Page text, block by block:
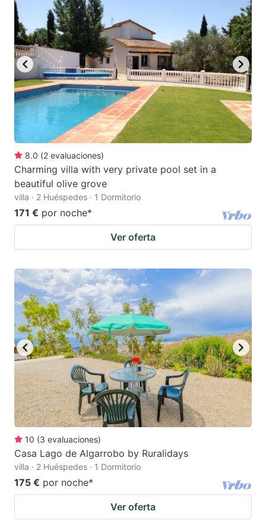
8.0 (2 evaluaciones)
Charming villa with very private pool set in a
beautiful olive grove
villa · 2 Huéspedes · 1 Dormitorio
171 € por noche*
Ver oferta
10 (3 evaluaciones)
Casa Lago de Algarrobo by Ruralidays
villa · 2 Huéspedes · 1 Dormitorio
175 € por noche*
Ver oferta